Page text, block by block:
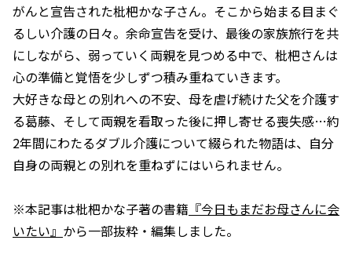
がんと宣告された枇杷かな子さん。そこから始まる目まぐ
るしい介護の日々。余命宣告を受け、最後の家族旅行を共
にしながら、弱っていく両親を見つめる中で、枇杷さんは
心の準備と覚悟を少しずつ積み重ねていきます。
大好きな母との別れへの不安、母を虐げ続けた父を介護す
る葛藤、そして両親を看取った後に押し寄せる喪失感…約
2年間にわたるダブル介護について綴られた物語は、自分
自身の両親との別れを重ねずにはいられません。
※本記事は枇杷かな子著の書籍 『今日もまだお母さんに会
いたい』 から一部抜粋・編集しました。